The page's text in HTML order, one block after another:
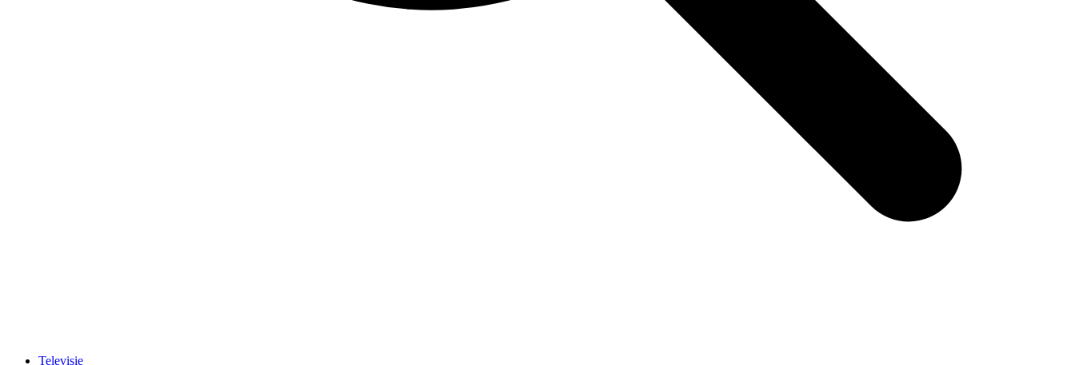
Televisie